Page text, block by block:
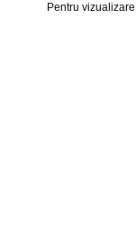
Pentru vizualizare